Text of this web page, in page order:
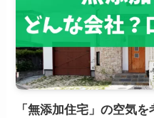
「無添加住宅」の空気